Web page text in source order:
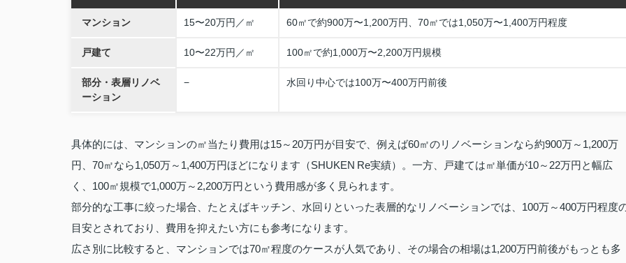
マンション 15〜20万円／㎡ 60㎡で約900万〜1,200万円、70㎡では1,050万〜1,400万円程度
戸建て 10〜22万円／㎡ 100㎡で約1,000万〜2,200万円規模
部分・表層リノベ
ーション
− 水回り中心では100万〜400万円前後
具体的には、マンションの㎡当たり費用は15～20万円が目安で、例えば60㎡のリノベーションなら約900万～1,200万
円、70㎡なら1,050万～1,400万円ほどになります（SHUKEN Re実績）。一方、戸建ては㎡単価が10～22万円と幅広
く、100㎡規模で1,000万～2,200万円という費用感が多く見られます。
部分的な工事に絞った場合、たとえばキッチン、水回りといった表層的なリノベーションでは、100万～400万円程度
目安とされており、費用を抑えたい方にも参考になります。
広さ別に比較すると、マンションでは70㎡程度のケースが人気であり、その場合の相場は1,200万円前後がもっとも多